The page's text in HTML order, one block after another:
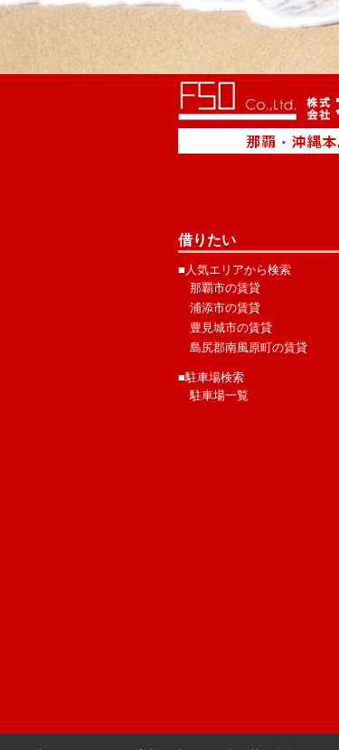
借りたい
■人気エリアから検索
那覇市の賃貸
浦添市の賃貸
豊見城市の賃貸
島尻郡南風原町の賃貸
■駐車場検索
駐車場一覧